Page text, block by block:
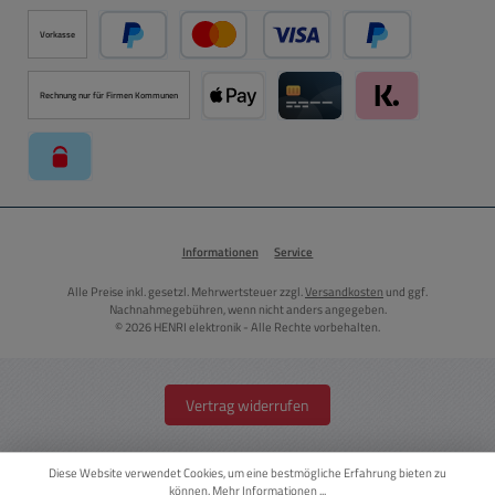
Vorkasse
PayPal Kredit- oder Debitkarte über PayPal
Später Bezahlen
Rechnung nur für Firmen Kommunen
Informationen Service
Alle Preise inkl. gesetzl. Mehrwertsteuer zzgl.Versandkosten und ggf.
Nachnahmegebühren, wenn nicht anders angegeben.
© 2026 HENRI elektronik - Alle Rechte vorbehalten.
Vertrag widerrufen
Diese Website verwendet Cookies, um eine bestmögliche Erfahrung bieten zu
können.Mehr Informationen ...